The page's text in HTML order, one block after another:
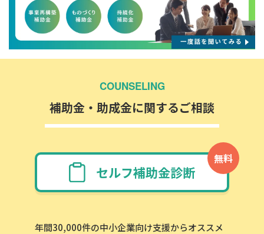
COUNSELING
補助金・助成金に関するご相談
無料
セルフ補助金診断
年間30,000件の中小企業向け支援からオススメ